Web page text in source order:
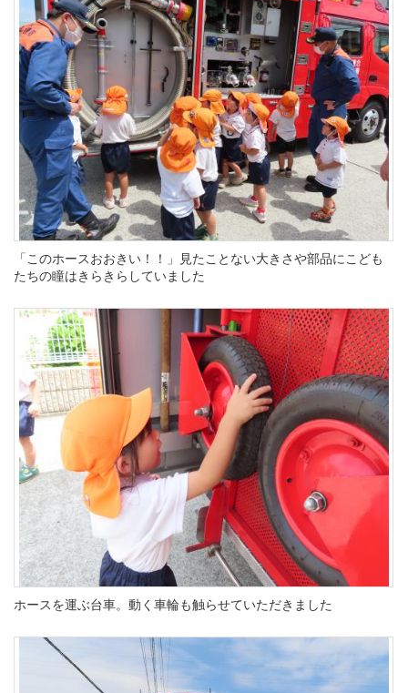
「このホースおおきい！！」見たことない大きさや部品にこども
たちの瞳はきらきらしていました
ホースを運ぶ台車。動く車輪も触らせていただきました